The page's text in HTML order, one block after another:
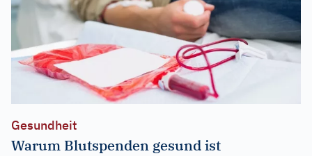
Gesundheit
Warum Blutspenden gesund ist